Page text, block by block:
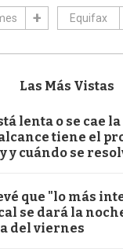
Equifax
Las Más Vistas
lenta o se cae
alcance tiene el
y cuándo se
que "lo más
se dará la
del viernes